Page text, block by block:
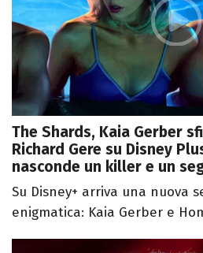
The Shards, Kaia Gerber
Richard Gere su Disney
nasconde un killer e un
Su Disney+ arriva una nuova
enigmatica: Kaia Gerber e